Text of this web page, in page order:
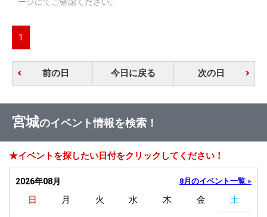
1
前の日 今日に戻る 次の日
宮城のイベント情報を検索！
★イベントを探したい日付をクリックしてください！
2026年08月 8月のイベント一覧 »
日 月 火 水 木 金 土